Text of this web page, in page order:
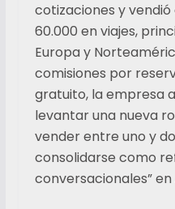
cotizaciones y vendió
60.000 en viajes,
Europa y
comisiones por
gratuito, la empresa
levantar una nueva
vender entre uno y
consolidarse como
conversacionales”